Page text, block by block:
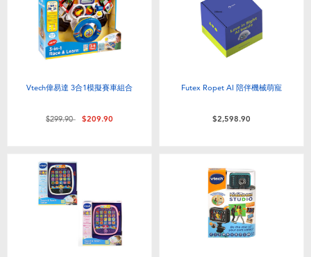
Vtech偉易達 3合1模擬賽車組合
價格從
$299.90至$209.90
Futex Ropet AI 陪伴機械萌寵
$2,598.90